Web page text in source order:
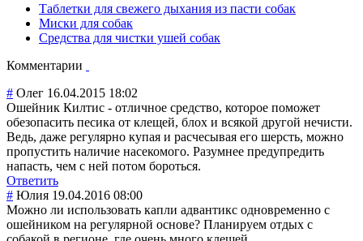
Таблетки для свежего дыхания из пасти собак
Миски для собак
Средства для чистки ушей собак
Комментарии
# Олег 16.04.2015 18:02
Ошейник Килтис - отличное средство, которое поможет
обезопасить песика от клещей, блох и всякой другой нечисти.
Ведь, даже регулярно купая и расчесывая его шерсть, можно
пропустить наличие насекомого. Разумнее предупредить
напасть, чем с ней потом бороться.
Ответить
# Юлия 19.04.2016 08:00
Можно ли использовать капли адвантикс одновременно с
ошейником на регулярной основе? Планируем отдых с